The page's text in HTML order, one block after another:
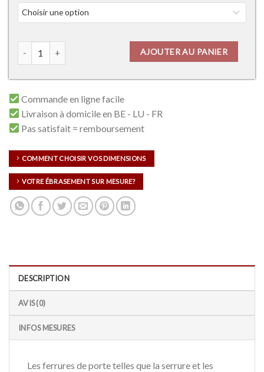
AJOUTER AU PANIER
quantité de Prestige Oak Verticale
Commande en ligne facile
Livraison à domicile en BE - LU - FR
Pas satisfait = remboursement
COMMENT CHOISIR VOS DIMENSIONS
VOTRE ÉBRASEMENT SUR MESURE?
DESCRIPTION
AVIS (0)
INFOS MESURES
Les ferrures de porte telles que la serrure et les